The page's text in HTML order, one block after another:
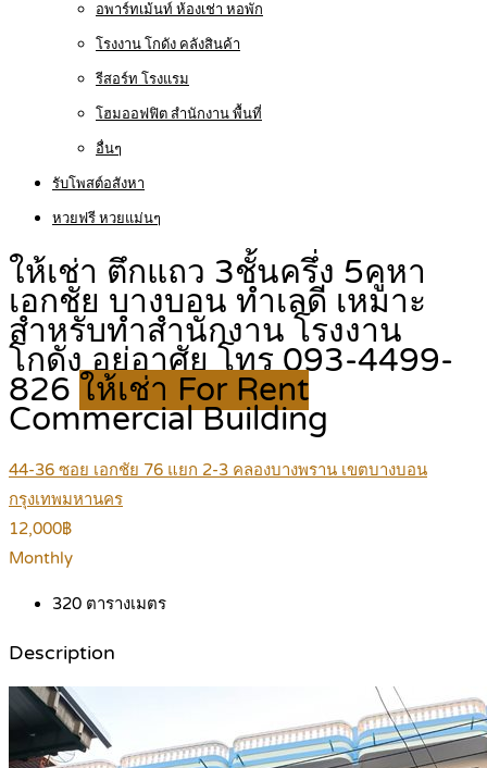
อพาร์ทเม้นท์ ห้องเช่า หอพัก
โรงงาน โกดัง คลังสินค้า
รีสอร์ท โรงแรม
โฮมออฟฟิต สำนักงาน พื้นที่
อื่นๆ
รับโพสต์อสังหา
หวยฟรี หวยแม่นๆ
ให้เช่า ตึกแถว 3ชั้นครึ่ง 5คูหา
เอกชัย บางบอน ทำเลดี เหมาะ
สำหรับทำสำนักงาน โรงงาน
โกดัง อยู่อาศัย โทร 093-4499-
826 ให้เช่า For Rent
Commercial Building
44-36 ซอย เอกชัย 76 แยก 2-3 คลองบางพราน เขตบางบอน
กรุงเทพมหานคร
12,000฿
Monthly
320 ตารางเมตร
Description